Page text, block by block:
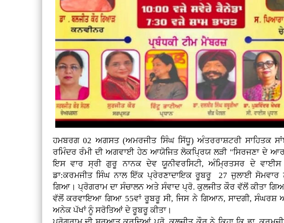
ਹਮਬਰਗ 02 ਅਗਸਤ (ਅਮਰਜੀਤ ਸਿੰਘ ਸਿੱਧੂ) ਅੰਤਰਰਾਸ਼ਟਰੀ ਸਾਹਿਤਕ
ਰਮਿੰਦਰ ਰੰਮੀ ਦੀ ਅਗਵਾਈ ਹੇਠ ਆਯੋਜਿਤ ਲੋਕਪ੍ਰਿਯ ਲੜੀ "ਸਿਰਜਣਾ ਦੇ
ਇਸ ਵਾਰ ਸ੍ਰੀ ਗੁਰੂ ਨਾਨਕ ਦੇਵ ਯੂਨੀਵਰਸਿਟੀ, ਅੰਮ੍ਰਿਤਸਰ ਦੇ ਵਾਈਸ
ਡਾ:ਕਰਮਜੀਤ ਸਿੰਘ ਨਾਲ ਇੱਕ ਪ੍ਰੇਰਣਾਦਾਇਕ ਰੂਬਰੂ 27 ਜੁਲਾਈ
ਗਿਆ। ਪ੍ਰੋਗਰਾਮ ਦਾ ਸੰਚਾਲਨ ਅਤੇ ਸੰਵਾਦ ਪ੍ਰੋ. ਕੁਲਜੀਤ ਕੌਰ ਵੱਲੋਂ ਕੀਤਾ
ਵੱਲੋਂ ਕਰਵਾਇਆ ਗਿਆ 55ਵਾਂ ਰੂਬਰੂ ਸੀ, ਜਿਸ ਨੇ ਗਿਆਨ, ਸਾਦਗੀ, ਸੰਘਰਸ਼
ਅਨੇਕ ਪੱਖਾਂ ਨੂੰ ਸਰੋਤਿਆਂ ਦੇ ਰੂਬਰੂ ਕੀਤਾ।